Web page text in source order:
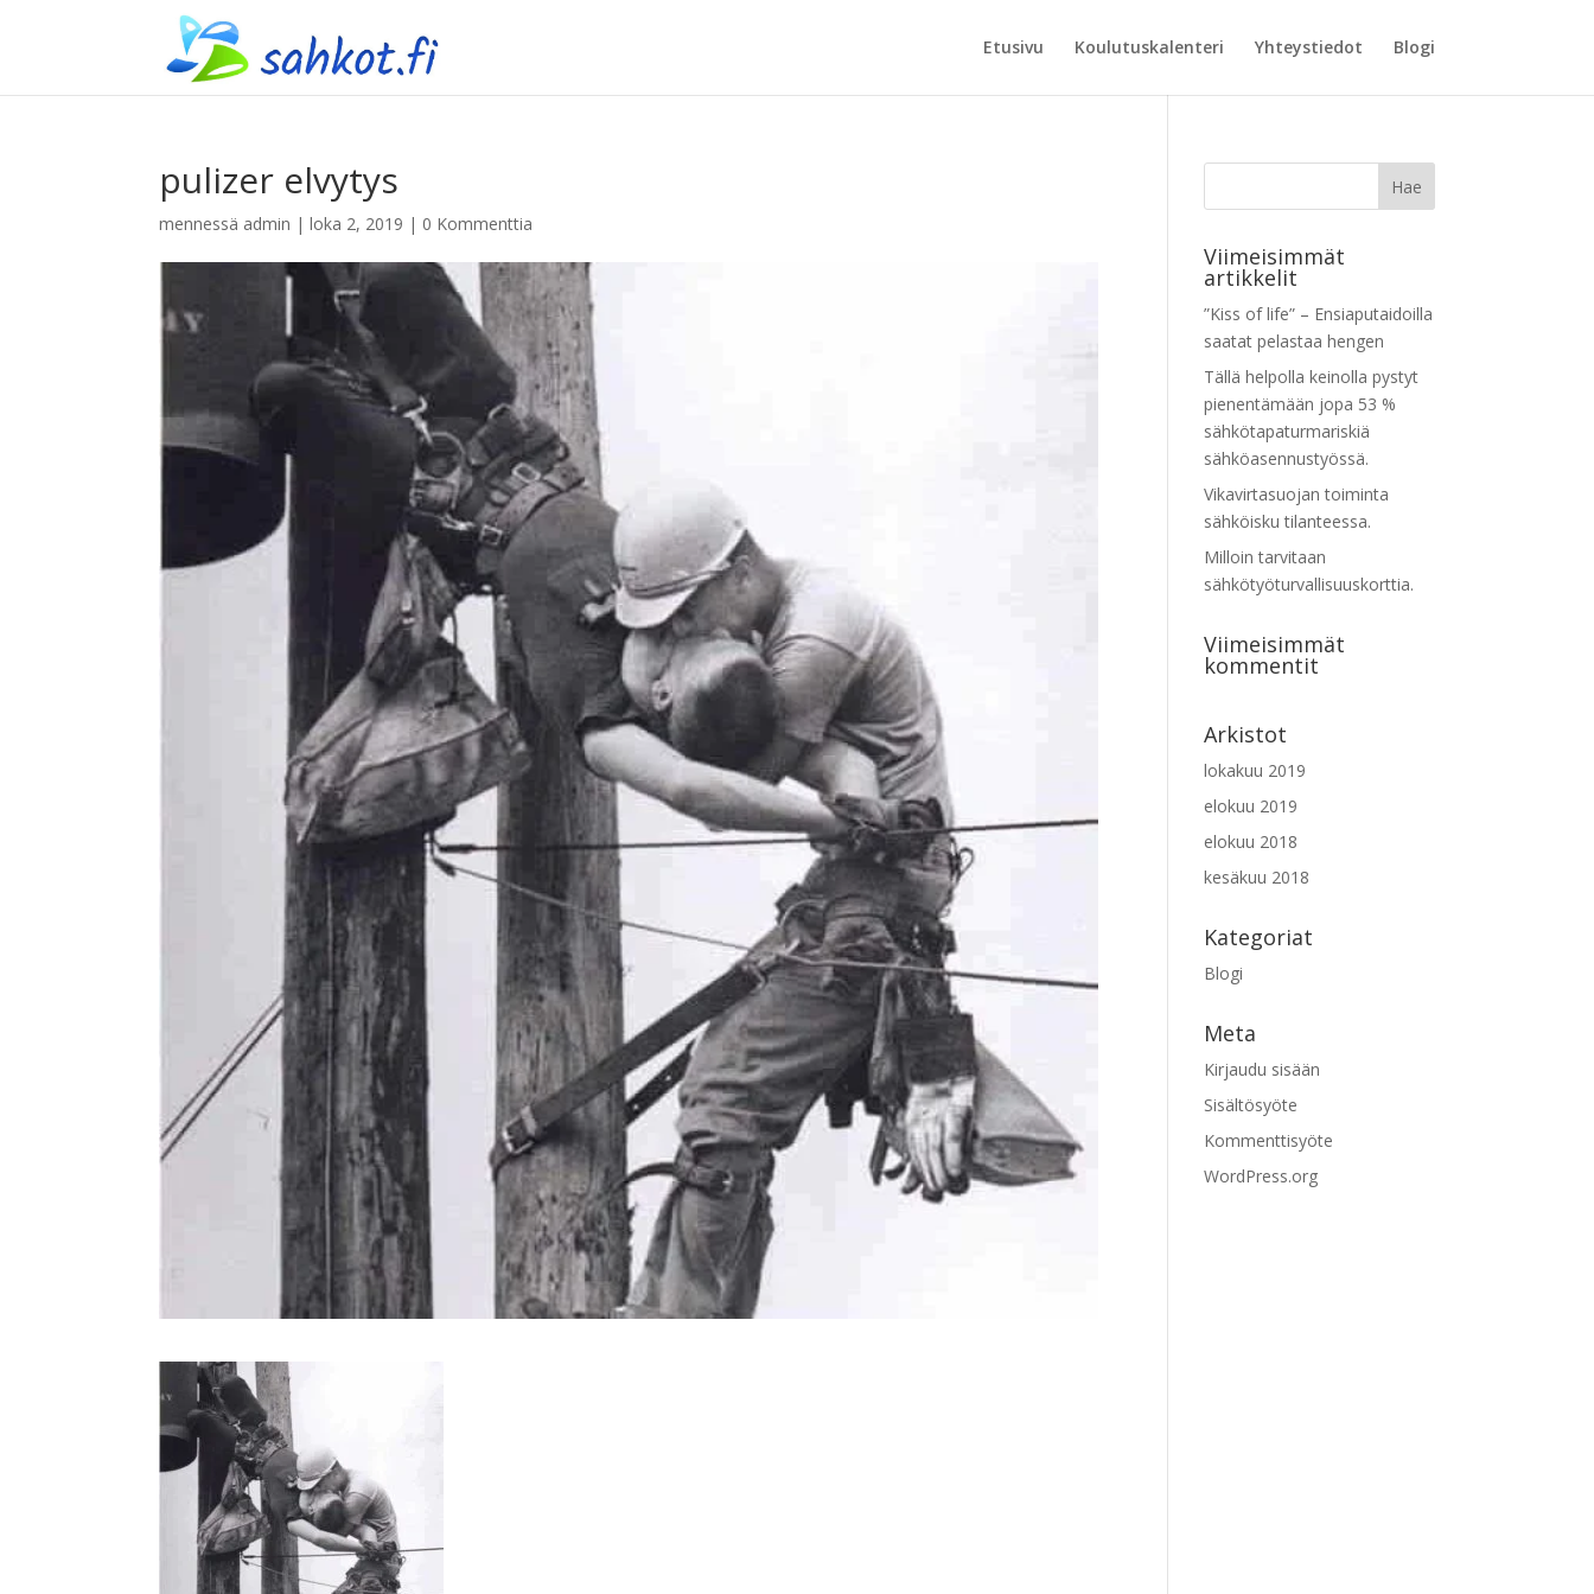
Etusivu Koulutuskalenteri Yhteystiedot Blogi
pulizer elvytys
mennessä admin |loka 2, 2019 | 0 Kommenttia
Viimeisimmät
artikkelit
”Kiss of life” – Ensiaputaidoilla
saatat pelastaa hengen
Tällä helpolla keinolla pystyt
pienentämään jopa 53 %
sähkötapaturmariskiä
sähköasennustyössä.
Vikavirtasuojan toiminta
sähköisku tilanteessa.
Milloin tarvitaan
sähkötyöturvallisuuskorttia.
Viimeisimmät
kommentit
Arkistot
lokakuu 2019
elokuu 2019
elokuu 2018
kesäkuu 2018
Kategoriat
Blogi
Meta
Kirjaudu sisään
Sisältösyöte
Kommenttisyöte
WordPress.org